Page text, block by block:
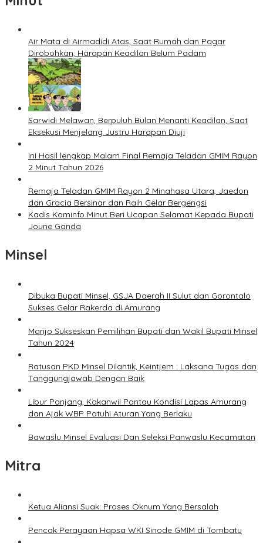
Air Mata di Airmadidi Atas, Saat Rumah dan Pagar
Dirobohkan, Harapan Keadilan Belum Padam
Sarwidi Melawan, Berpuluh Bulan Menanti Keadilan, Saat
Eksekusi Menjelang Justru Harapan Diuji
Ini Hasil lengkap Malam Final Remaja Teladan GMIM Rayon
2 Minut Tahun 2026
Remaja Teladan GMIM Rayon 2 Minahasa Utara, Jaedon
dan Gracia Bersinar dan Raih Gelar Bergengsi
Kadis Kominfo Minut Beri Ucapan Selamat Kepada Bupati
Joune Ganda
Minsel
Dibuka Bupati Minsel, GSJA Daerah II Sulut dan Gorontalo
Sukses Gelar Rakerda di Amurang
Marijo Sukseskan Pemilihan Bupati dan Wakil Bupati Minsel
Tahun 2024
Ratusan PKD Minsel Dilantik, Keintjem : Laksana Tugas dan
Tanggungjawab Dengan Baik
Libur Panjang, Kakanwil Pantau Kondisi Lapas Amurang
dan Ajak WBP Patuhi Aturan Yang Berlaku
Bawaslu Minsel Evaluasi Dan Seleksi Panwaslu Kecamatan
Mitra
Ketua Aliansi Suak: Proses Oknum Yang Bersalah
Pencak Perayaan Hapsa WKI Sinode GMIM di Tombatu